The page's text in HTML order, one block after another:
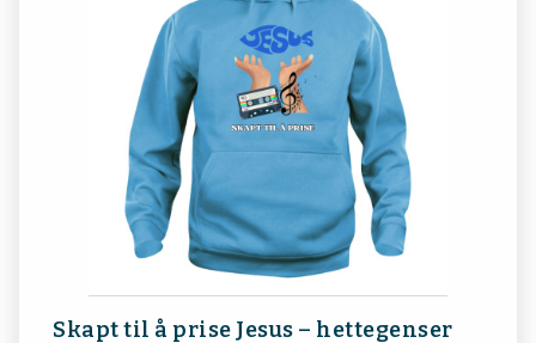
Skapt til å prise Jesus – hettegenser